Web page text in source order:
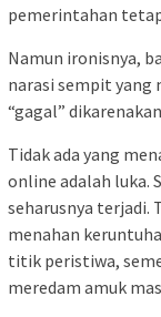
pemerintahan
Namun ironisnya,
narasi sempit yang
“gagal”
Tidak ada yang
online adalah luka.
seharusnya terjadi.
menahan
titik peristiwa,
meredam amuk